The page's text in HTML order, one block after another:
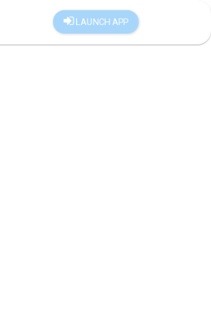
LAUNCH APP